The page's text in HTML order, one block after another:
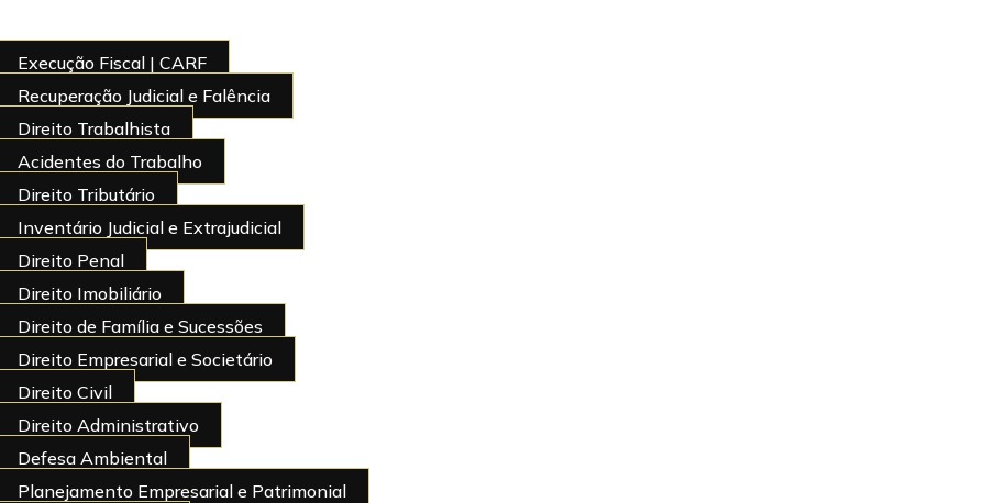
Execução Fiscal | CARF
Recuperação Judicial e Falência
Direito Trabalhista
Acidentes do Trabalho
Direito Tributário
Inventário Judicial e Extrajudicial
Direito Penal
Direito Imobiliário
Direito de Família e Sucessões
Direito Empresarial e Societário
Direito Civil
Direito Administrativo
Defesa Ambiental
Planejamento Empresarial e Patrimonial